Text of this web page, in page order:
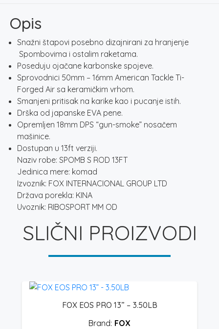
Opis
Snažni štapovi posebno dizajnirani za hranjenje
Spombovima i ostalim raketama.
Poseduju ojačane karbonske spojeve.
Sprovodnici 50mm – 16mm American Tackle Ti-
Forged Air sa keramičkim vrhom.
Smanjeni pritisak na karike kao i pucanje istih.
Drška od japanske EVA pene.
Opremljen 18mm DPS “gun-smoke” nosačem
mašinice.
Dostupan u 13ft verziji.
Naziv robe: SPOMB S ROD 13FT
Jedinica mere: komad
Izvoznik: FOX INTERNACIONAL GROUP LTD
Država porekla: KINA
Uvoznik: RIBOSPORT MM OD
SLIČNI PROIZVODI
FOX EOS PRO 13” – 3.50LB
FOX